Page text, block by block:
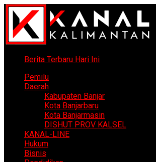
Berita Terbaru Hari Ini
Pemilu
Daerah
Kabupaten Banjar
Kota Banjarbaru
Kota Banjarmasin
DISHUT PROV KALSEL
KANAL-LINE
Hukum
Bisnis